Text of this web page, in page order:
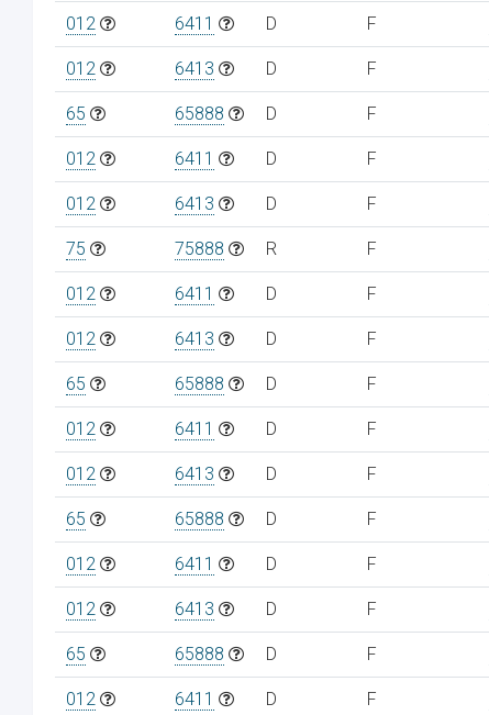
012 6411 D F
012 6413 D F
65 65888 D F
012 6411 D F
012 6413 D F
75 75888 R F
012 6411 D F
012 6413 D F
65 65888 D F
012 6411 D F
012 6413 D F
65 65888 D F
012 6411 D F
012 6413 D F
65 65888 D F
012 6411 D F